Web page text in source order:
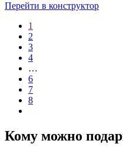
Перейти в конструктор
1
2
3
4
…
6
7
8
Кому можно